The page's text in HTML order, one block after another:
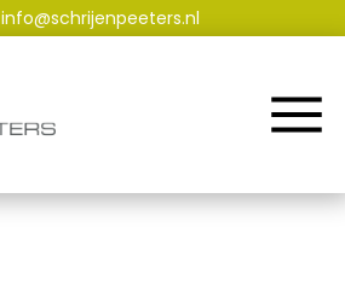
info@schrijenpeeters.nl